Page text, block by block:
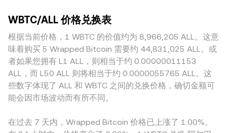
技术与交易动态方面，围绕 BTC 的永续合约资金费率与季度
基差、期权到期集中日、做市商与鲸鱼地址在托管与铸造合约
中的大额转移，都会在短期内放大波动；链上 DEX 的深度、
CEX 的库存与借币成本变化，也会影响短期 liquidity 和滑点，
从而对即时 WBTC/ALL conversion rate 产生影响。
分别是池中两种资产的储备量，瞬时价格可近似理解为 y/x；
当有大额兑换时，储备偏离导致价格沿曲线滑动，进而通过套
利与跨平台资金流动与中心化报价重新对齐。
异也会带来溢价或折价，例如针对托管、跨链桥或合规要求的
不同预期，使部分市场对 WBTC 的托管风险与可赎回性定价
不同。此外，很多平台上 WBTC 先对 USDT 定价，再通过外
汇市场折算到 ALL，因此 USDT 相对法币的轻微溢折价会传导
到最终的 WBTC/ALL 报价。跨平台套利者通过低买高卖在一
定程度上抹平价差，但网络拥堵、提币确认时间、手续费与风
控限制使得这一机制并不瞬时，也无法完全消除短时偏离。
WBTC/ALL 价格兑换表
根据当前价格，1 WBTC 的价值约为 8,966,205 ALL。这意
味着购买 5 Wrapped Bitcoin 需要约 44,831,025 ALL。或
者如果您拥有 L1 ALL，则相当于约 0.00000011153
ALL，而 L50 ALL 则将相当于约 0.0000055765 ALL。这
些数字体现了 ALL 和 WBTC 之间的兑换价格，确切金额可
能会因市场波动而有所不同。
在过去 7 天内，Wrapped Bitcoin 价格已上涨了 1.00%。